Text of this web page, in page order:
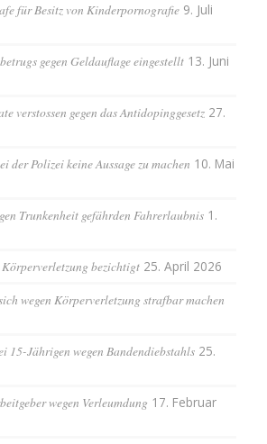
für Besitz von Kinderpornografie 9. Juli
gegen Geldauflage eingestellt 13. Juni
verstossen gegen das Antidopinggesetz 27.
der Polizei keine Aussage zu machen 10. Mai
Trunkenheit gefährden Fahrerlaubnis 1.
bezichtigt 25. April 2026
wegen Körperverletzung strafbar machen
15-Jährigen wegen Bandendiebstahls 25.
wegen Verleumdung 17. Februar